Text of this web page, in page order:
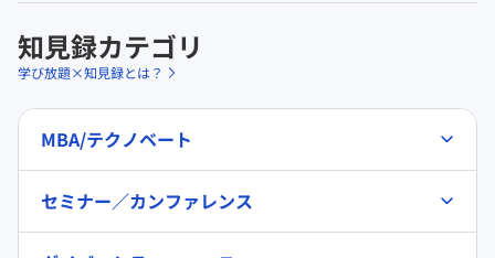
知見録カテゴリ
学び放題×知見録とは？
MBA/テクノベート
セミナー／カンファレンス